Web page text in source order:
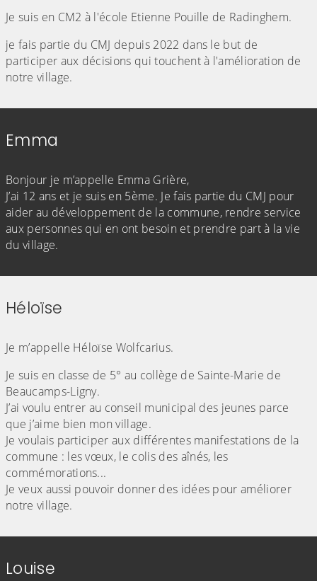
Je suis en CM2 à l'école Etienne Pouille de Radinghem.
je fais partie du CMJ depuis 2022 dans le but de
participer aux décisions qui touchent à l'amélioration de
notre village.
Emma
Bonjour je m’appelle Emma Grière,
J’ai 12 ans et je suis en 5ème. Je fais partie du CMJ pour
aider au développement de la commune, rendre service
aux personnes qui en ont besoin et prendre part à la vie
du village.
Héloïse
Je m’appelle Héloïse Wolfcarius.
Je suis en classe de 5° au collège de Sainte-Marie de
Beaucamps-Ligny.
J’ai voulu entrer au conseil municipal des jeunes parce
que j’aime bien mon village.
Je voulais participer aux différentes manifestations de la
commune : les vœux, le colis des aînés, les
commémorations...
Je veux aussi pouvoir donner des idées pour améliorer
notre village.
Louise